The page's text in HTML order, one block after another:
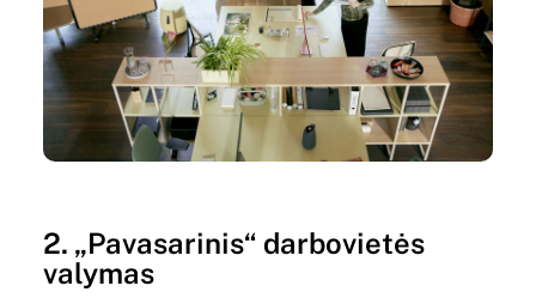
2. „Pavasarinis“ darbovietės
valymas